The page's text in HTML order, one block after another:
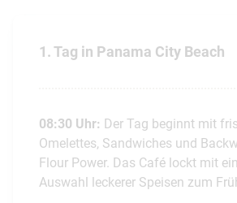
1. Tag in Panama City Beach
08:30 Uhr: Der Tag beginnt mit
Omelettes, Sandwiches und
Flour Power. Das Café lockt mit
Auswahl leckerer Speisen zum